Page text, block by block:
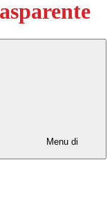
Menu di